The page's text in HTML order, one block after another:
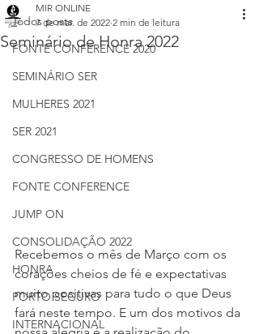
Todos posts
FONTE CONFERENCE 2020
SEMINÁRIO SER
MULHERES 2021
SER 2021
CONGRESSO DE HOMENS
FONTE CONFERENCE
JUMP ON
CONSOLIDAÇÃO 2022
HONRA
PORTO SEGURO
INTERNACIONAL
Seminário de Honra 2022
MIR ONLINE
7 de mar. de 2022 2 min de leitura
Recebemos o mês de Março com os
corações cheios de fé e expectativas
muito positivas para tudo o que Deus
fará neste tempo. E um dos motivos da